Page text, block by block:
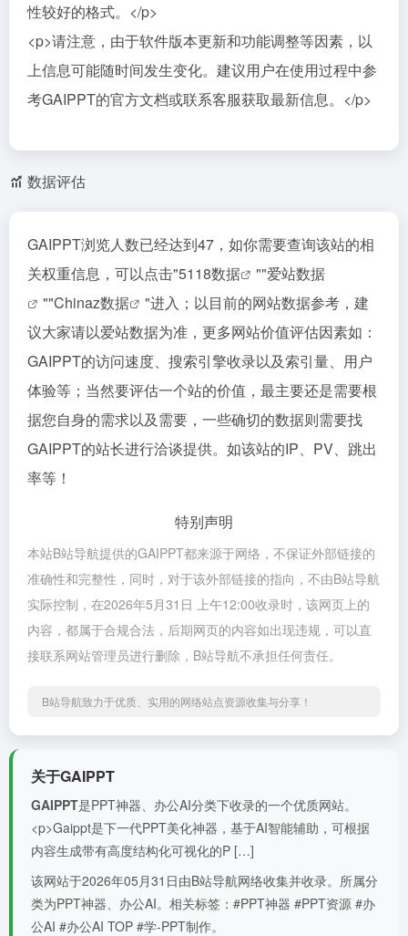
性较好的格式。</p>
<p>请注意，由于软件版本更新和功能调整等因素，以
上信息可能随时间发生变化。建议用户在使用过程中参
考GAIPPT的官方文档或联系客服获取最新信息。</p>
数据评估
GAIPPT浏览人数已经达到47，如你需要查询该站的相
关权重信息，可以点击"5118数据 ""爱站数据
""Chinaz数据
"进入；以目前的网站数据参考，建
议大家请以爱站数据为准，更多网站价值评估因素如：
GAIPPT的访问速度、搜索引擎收录以及索引量、用户
体验等；当然要评估一个站的价值，最主要还是需要根
据您自身的需求以及需要，一些确切的数据则需要找
GAIPPT的站长进行洽谈提供。如该站的IP、PV、跳出
率等！
特别声明
本站B站导航提供的GAIPPT都来源于网络，不保证外部链接的
准确性和完整性，同时，对于该外部链接的指向，不由B站导航
实际控制，在2026年5月31日 上午12:00收录时，该网页上的
内容，都属于合规合法，后期网页的内容如出现违规，可以直
接联系网站管理员进行删除，B站导航不承担任何责任。
B站导航致力于优质、实用的网络站点资源收集与分享！
关于GAIPPT
GAIPPT是PPT神器、办公AI分类下收录的一个优质网站。
<p>Gaippt是下一代PPT美化神器，基于AI智能辅助，可根据
内容生成带有高度结构化可视化的P […]
该网站于2026年05月31日由B站导航网络收集并收录。所属分
类为PPT神器、办公AI。相关标签：#PPT神器 #PPT资源 #办
公AI #办公AI TOP #学-PPT制作。